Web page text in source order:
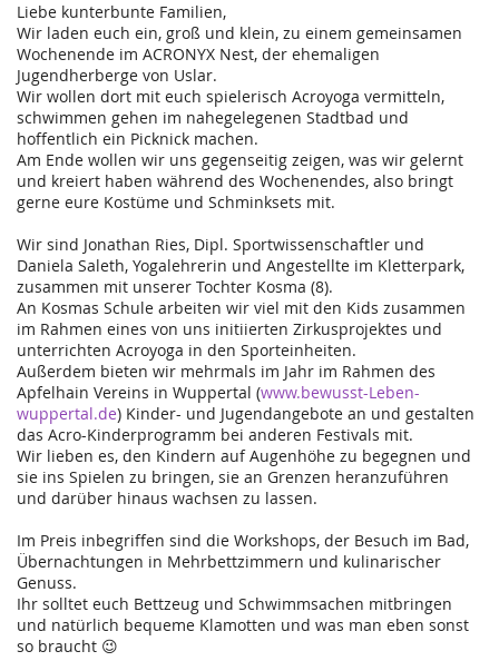
Liebe kunterbunte Familien,
Wir laden euch ein, groß und klein, zu einem gemeinsamen
Wochenende im ACRONYX Nest, der ehemaligen
Jugendherberge von Uslar.
Wir wollen dort mit euch spielerisch Acroyoga vermitteln,
schwimmen gehen im nahegelegenen Stadtbad und
hoffentlich ein Picknick machen.
Am Ende wollen wir uns gegenseitig zeigen, was wir gelernt
und kreiert haben während des Wochenendes, also bringt
gerne eure Kostüme und Schminksets mit.
Wir sind Jonathan Ries, Dipl. Sportwissenschaftler und
Daniela Saleth, Yogalehrerin und Angestellte im Kletterpark,
zusammen mit unserer Tochter Kosma (8).
An Kosmas Schule arbeiten wir viel mit den Kids zusammen
im Rahmen eines von uns initiierten Zirkusprojektes und
unterrichten Acroyoga in den Sporteinheiten.
Außerdem bieten wir mehrmals im Jahr im Rahmen des
Apfelhain Vereins in Wuppertal (www.bewusst-Leben-
wuppertal.de) Kinder- und Jugendangebote an und gestalten
das Acro-Kinderprogramm bei anderen Festivals mit.
Wir lieben es, den Kindern auf Augenhöhe zu begegnen und
sie ins Spielen zu bringen, sie an Grenzen heranzuführen
und darüber hinaus wachsen zu lassen.
Im Preis inbegriffen sind die Workshops, der Besuch im Bad,
Übernachtungen in Mehrbettzimmern und kulinarischer
Genuss.
Ihr solltet euch Bettzeug und Schwimmsachen mitbringen
und natürlich bequeme Klamotten und was man eben sonst
so braucht 😉